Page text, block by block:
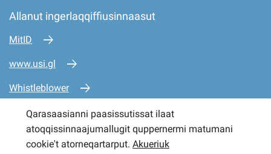
Allanut ingerlaqqiffiusinnaasut
MitID
www.usi.gl
Whistleblower
www.mio.gl
www.sullissivik.gl
Qarasaasianni paasissutissat ilaat
atoqqissinnaajumallugit quppernermi matumani
cookie't atorneqartarput. Akueriuk